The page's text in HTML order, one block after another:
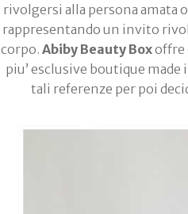
rivolgersi alla persona amata
rappresentando un invito
corpo.Abiby Beauty Boxoffre
piu’ esclusive boutique
tali referenze per poi